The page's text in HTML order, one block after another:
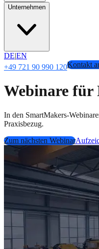
Unternehmen
DE|EN
+49 721 90 990 120Kontakt
Webinare
In den SmartMakers-
Praxisbezug.
Zum nächsten Webinar